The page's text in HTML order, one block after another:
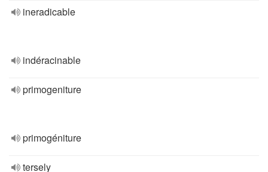
ineradicable
indéracinable
primogeniture
primogéniture
tersely